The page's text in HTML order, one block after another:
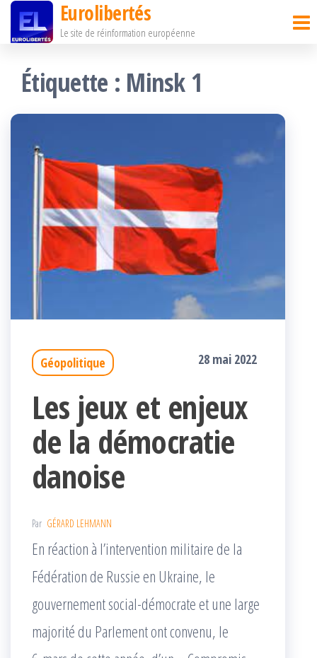
Passer
contenu
Eurolibertés
Le site de réinformation européenne
Étiquette : Minsk 1
Géopolitique 28 mai 2022
Les jeux et enjeux
de la démocratie
danoise
Par GÉRARD LEHMANN
En réaction à l’intervention militaire de la
Fédération de Russie en Ukraine, le
gouvernement social-démocrate et une large
majorité du Parlement ont convenu, le